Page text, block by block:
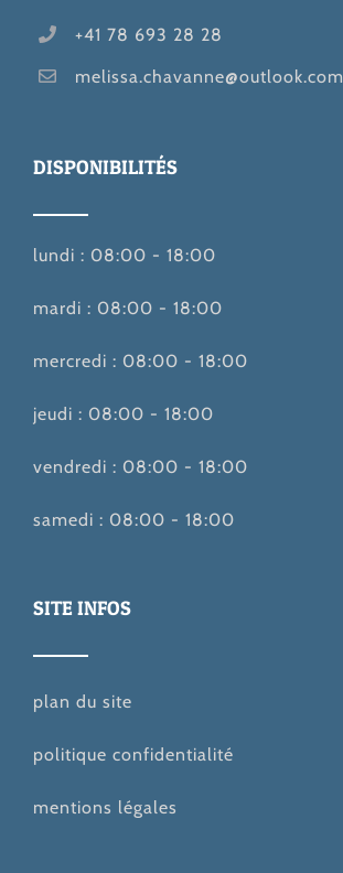
+41 78 693 28 28
melissa.chavanne@outlook.com
DISPONIBILITÉS
lundi : 08:00 - 18:00
mardi : 08:00 - 18:00
mercredi : 08:00 - 18:00
jeudi : 08:00 - 18:00
vendredi : 08:00 - 18:00
samedi : 08:00 - 18:00
SITE INFOS
plan du site
politique confidentialité
mentions légales